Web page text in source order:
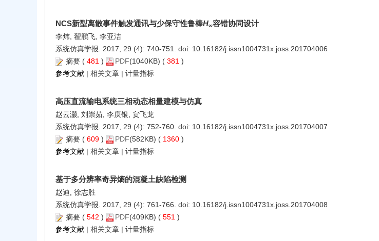
NCS新型离散事件触发通讯与少保守性鲁棒H∞容错协同设计
李炜, 翟鹏飞, 李亚洁
系统仿真学报. 2017, 29 (4): 740-751. doi: 10.16182/j.issn1004731x.joss.201704006
摘要 ( 481 ) PDF(1040KB) ( 381 )
参考文献 | 相关文章 | 计量指标
高压直流输电系统三相动态相量建模与仿真
赵云灏, 刘崇茹, 李庚银, 贠飞龙
系统仿真学报. 2017, 29 (4): 752-760. doi: 10.16182/j.issn1004731x.joss.201704007
摘要 ( 609 ) PDF(582KB) ( 1360 )
参考文献 | 相关文章 | 计量指标
基于多分辨率奇异熵的混凝土缺陷检测
赵迪, 徐志胜
系统仿真学报. 2017, 29 (4): 761-766. doi: 10.16182/j.issn1004731x.joss.201704008
摘要 ( 542 ) PDF(409KB) ( 551 )
参考文献 | 相关文章 | 计量指标